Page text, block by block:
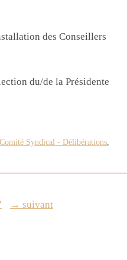
des Conseillers
du/de la Présidente
Comité Syndical - Délibérations,
→ suivant